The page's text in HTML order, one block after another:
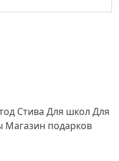
Стива Для школ Для
Магазин подарков